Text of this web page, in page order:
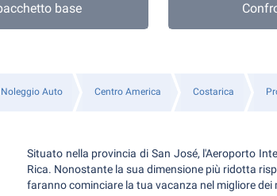
base
Noleggio Auto Centro America Costarica
Situato nella provincia di San José, l'Aeroporto
Rica. Nonostante la sua dimensione più ridotta
faranno cominciare la tua vacanza nel migliore dei